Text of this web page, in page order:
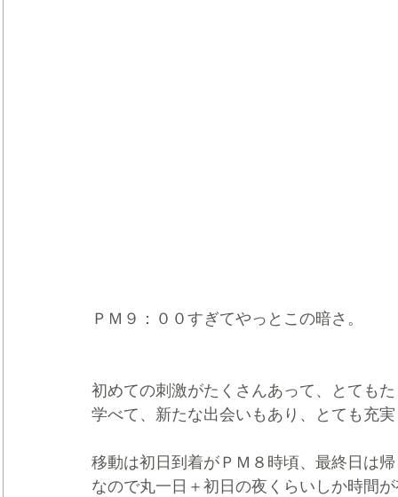
ＰＭ９：００すぎてやっとこの暗さ。
初めての刺激がたくさんあって、とても
学べて、新たな出会いもあり、とても充
移動は初日到着がＰＭ８時頃、最終日は
なので丸一日＋初日の夜くらいしか時間